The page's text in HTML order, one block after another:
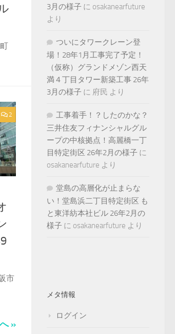
2
市
»
3月の様子 に osakanearfuture
より
ついにタワークレーン登
場！28年1月工事完了予定！
（仮称）グランドメゾン西天
満４丁目タワー新築工事 26年
3月の様子 に 府民 より
工事着手！？したのかな？
三井住友フィナンシャルグル
ープの中核拠点！高麗橋一丁
目特定街区 26年2月の様子 に
osakanearfuture より
堂島の高層化が止まらな
い！堂島浜二丁目特定街区 も
と東洋紡本社ビル 26年2月の
様子 に osakanearfuture より
メタ情報
ログイン